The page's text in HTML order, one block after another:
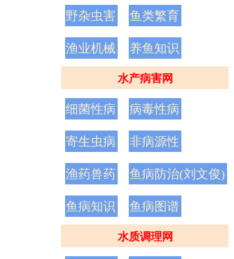
野杂虫害 鱼类繁育
渔业机械 养鱼知识
水产病害网
细菌性病 病毒性病
寄生虫病 非病源性
渔药兽药 鱼病防治(刘文俊)
鱼病知识 鱼病图谱
水质调理网